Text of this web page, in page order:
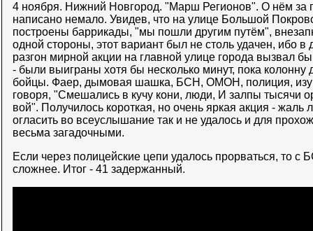
4 ноября. Нижний Новгород. "Марш Регионов". О нём за
написано немало. Увидев, что на улице Большой
построены баррикады, "мы пошли другим путём",
одной стороны, этот вариант был не столь удачен, ибо в
разгон мирной акции на главной улице города вызвал
- были выиграны хотя бы несколько минут, пока колонну
бойцы. Фаер, дымовая шашка, БСН, ОМОН, полиция,
говоря, "Смешались в кучу кони, люди, И залпы тысячи
вой". Получилось короткая, но очень яркая акция - жаль
огласить во всеуслышание так и не удалось и для
весьма загадочными.
Если через полицейские цепи удалось прорваться, то
сложнее. Итог - 41 задержанный.